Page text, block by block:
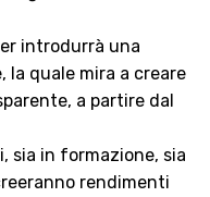
introdurrà una
quale mira a creare
a partire dal
sia in formazione, sia
rendimenti